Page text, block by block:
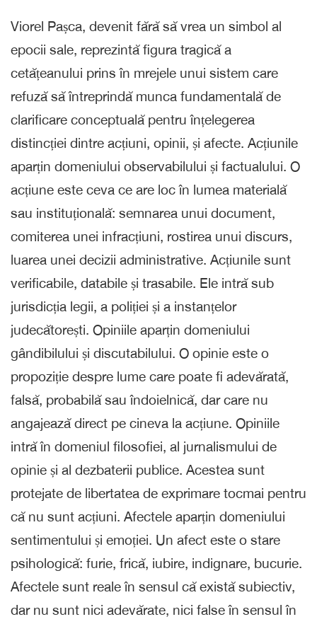
Viorel Pașca, devenit fără să vrea un simbol al
epocii sale, reprezintă figura tragică a
cetățeanului prins în mrejele unui sistem care
refuză să întreprindă munca fundamentală de
clarificare conceptuală pentru înțelegerea
distincției dintre acțiuni, opinii, și afecte. Acțiunile
aparțin domeniului observabilului și factualului. O
acțiune este ceva ce are loc în lumea materială
sau instituțională: semnarea unui document,
comiterea unei infracțiuni, rostirea unui discurs,
luarea unei decizii administrative. Acțiunile sunt
verificabile, databile și trasabile. Ele intră sub
jurisdicția legii, a poliției și a instanțelor
judecătorești. Opiniile aparțin domeniului
gândibilului și discutabilului. O opinie este o
propoziție despre lume care poate fi adevărată,
falsă, probabilă sau îndoielnică, dar care nu
angajează direct pe cineva la acțiune. Opiniile
intră în domeniul filosofiei, al jurnalismului de
opinie și al dezbaterii publice. Acestea sunt
protejate de libertatea de exprimare tocmai pentru
că nu sunt acțiuni. Afectele aparțin domeniului
sentimentului și emoției. Un afect este o stare
psihologică: furie, frică, iubire, indignare, bucurie.
Afectele sunt reale în sensul că există subiectiv,
dar nu sunt nici adevărate, nici false în sensul în